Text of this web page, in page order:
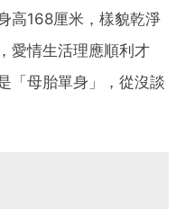
高168厘米，樣貌乾淨
愛情生活理應順利才
「母胎單身」，從沒談